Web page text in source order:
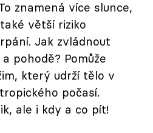
znamená více slunce,
větší riziko
Jak zvládnout
pohodě? Pomůže
který udrží tělo v
počasí.
ale i kdy a co pít!